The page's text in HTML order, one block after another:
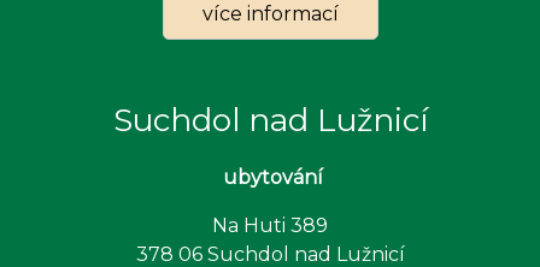
více informací
Suchdol nad Lužnicí
ubytování
Na Huti 389
378 06 Suchdol nad Lužnicí